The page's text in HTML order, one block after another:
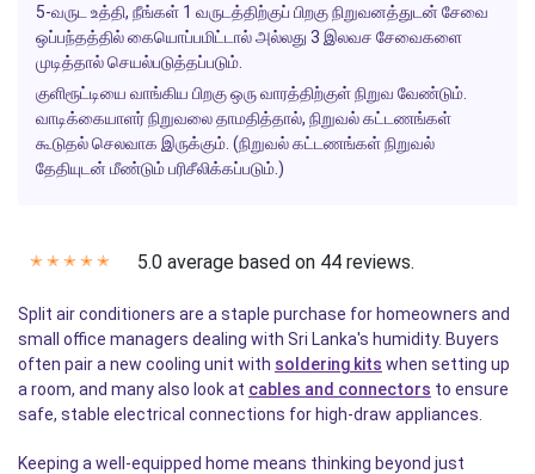
5-வருட உத்தி, நீங்கள் 1 வருடத்திற்குப் பிறகு நிறுவனத்துடன் சேவை
ஒப்பந்தத்தில் கையொப்பமிட்டால் அல்லது 3 இலவச சேவைகளை
முடித்தால் செயல்படுத்தப்படும்.
குளிரூட்டியை வாங்கிய பிறகு ஒரு வாரத்திற்குள் நிறுவ வேண்டும்.
வாடிக்கையாளர் நிறுவலை தாமதித்தால், நிறுவல் கட்டணங்கள்
கூடுதல் செலவாக இருக்கும். (நிறுவல் கட்டணங்கள் நிறுவல்
தேதியுடன் மீண்டும் பரிசீலிக்கப்படும்.)
✭ ✭ ✭ ✭ ✭ 5.0 average based on 44 reviews.
Split air conditioners are a staple purchase for homeowners and
small office managers dealing with Sri Lanka's humidity. Buyers
often pair a new cooling unit with soldering kits when setting up
a room, and many also look at cables and connectors to ensure
safe, stable electrical connections for high-draw appliances.
Keeping a well-equipped home means thinking beyond just